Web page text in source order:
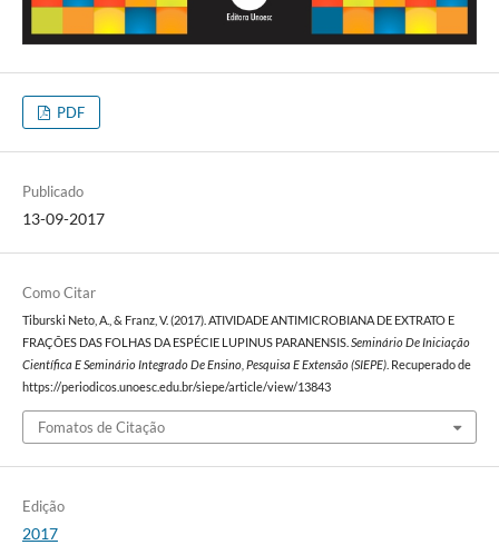
PDF
Publicado
13-09-2017
Como Citar
Tiburski Neto, A., & Franz, V. (2017). ATIVIDADE ANTIMICROBIANA DE EXTRATO E
FRAÇÕES DAS FOLHAS DA ESPÉCIE LUPINUS PARANENSIS. Seminário De Iniciação
Científica E Seminário Integrado De Ensino, Pesquisa E Extensão (SIEPE). Recuperado de
https://periodicos.unoesc.edu.br/siepe/article/view/13843
Fomatos de Citação
Edição
2017